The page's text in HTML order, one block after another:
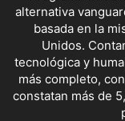
alternativa
basada en la
Unidos.
tecnológica y
más completo,
constatan más de